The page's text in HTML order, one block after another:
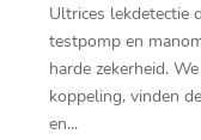
Ultrices lekdetectie
testpomp en
harde zekerheid.
koppeling, vinden
en...